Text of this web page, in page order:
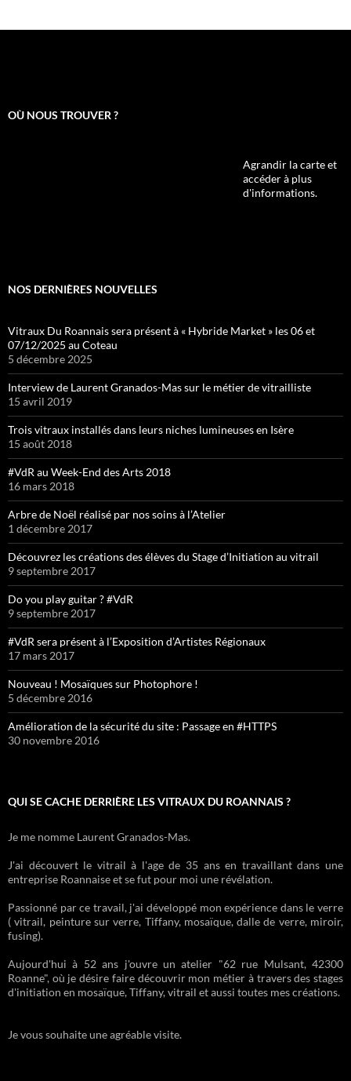
OÙ NOUS TROUVER ?
Agrandir la carte et
accéder à plus
d'informations.
NOS DERNIÈRES NOUVELLES
Vitraux Du Roannais sera présent à « Hybride Market » les 06 et
07/12/2025 au Coteau
5 décembre 2025
Interview de Laurent Granados-Mas sur le métier de vitrailliste
15 avril 2019
Trois vitraux installés dans leurs niches lumineuses en Isère
15 août 2018
#VdR au Week-End des Arts 2018
16 mars 2018
Arbre de Noël réalisé par nos soins à l’Atelier
1 décembre 2017
Découvrez les créations des élèves du Stage d’Initiation au vitrail
9 septembre 2017
Do you play guitar ? #VdR
9 septembre 2017
#VdR sera présent à l’Exposition d’Artistes Régionaux
17 mars 2017
Nouveau ! Mosaïques sur Photophore !
5 décembre 2016
Amélioration de la sécurité du site : Passage en #HTTPS
30 novembre 2016
QUI SE CACHE DERRIÈRE LES VITRAUX DU ROANNAIS ?
Je me nomme Laurent Granados-Mas.
J'ai découvert le vitrail à l'age de 35 ans en travaillant dans une
entreprise Roannaise et se fut pour moi une révélation.
Passionné par ce travail, j'ai développé mon expérience dans le verre
( vitrail, peinture sur verre, Tiffany, mosaïque, dalle de verre, miroir,
fusing).
Aujourd'hui à 52 ans j'ouvre un atelier "62 rue Mulsant, 42300
Roanne", où je désire faire découvrir mon métier à travers des stages
d'initiation en mosaïque, Tiffany, vitrail et aussi toutes mes créations.
Je vous souhaite une agréable visite.